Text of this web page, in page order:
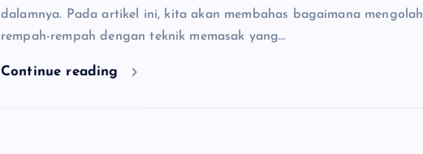
dalamnya. Pada artikel ini, kita akan membahas bagaimana mengolah
rempah-rempah dengan teknik memasak yang…
Continue reading